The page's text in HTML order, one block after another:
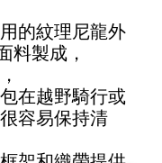
的紋理尼龍外
料製成，
在越野騎行或
容易保持清